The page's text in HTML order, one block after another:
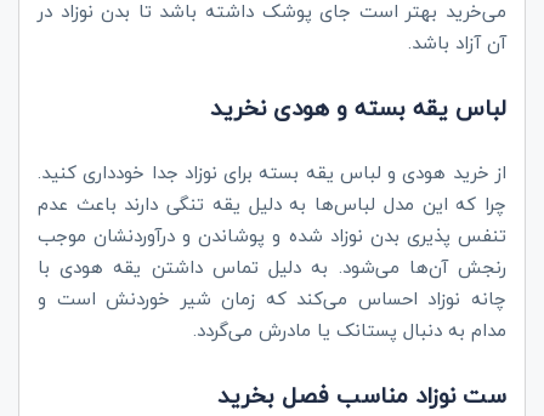
می‌خرید بهتر است جای پوشک داشته باشد تا بدن نوزاد در
آن آزاد باشد.
لباس یقه بسته و هودی نخرید
از خرید هودی و لباس یقه بسته برای نوزاد جدا خودداری کنید.
چرا که این مدل لباس‌ها به دلیل یقه تنگی دارند باعث عدم
تنفس پذیری بدن نوزاد شده و پوشاندن و درآوردنشان موجب
رنجش آن‌ها می‌شود. به دلیل تماس داشتن یقه هودی با
چانه نوزاد احساس می‌کند که زمان شیر خوردنش است و
مدام به دنبال پستانک یا مادرش می‌گردد.
ست نوزاد مناسب فصل بخرید